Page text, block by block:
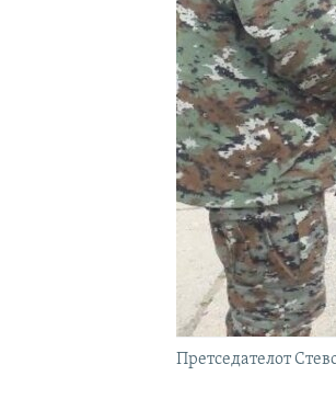
Претседателот